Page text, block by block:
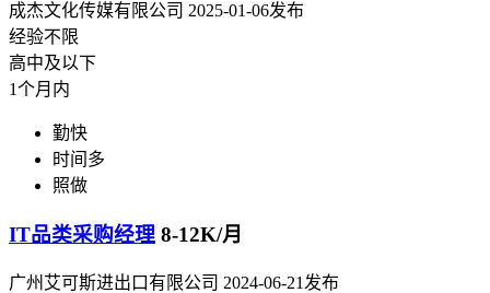
成杰文化传媒有限公司 2025-01-06发布
经验不限
高中及以下
1个月内
勤快
时间多
照做
IT品类采购经理 8-12K/月
广州艾可斯进出口有限公司 2024-06-21发布